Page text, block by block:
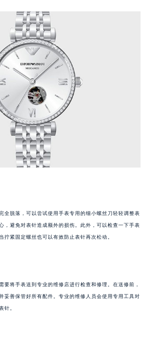
全脱落，可以尝试使用手表专用的细小螺丝刀轻轻调整表
，避免对表针造成额外的损伤。此外，可以检查一下手表
拧紧固定螺丝也可以有效防止表针再次松动。
要将手表送到专业的维修店进行检查和修理。在送修前，
妥善保管好所有配件。专业的维修人员会使用专用工具对
针。